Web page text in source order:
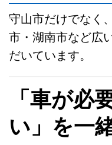
守山市だけでなく
市・湖南市など広
だいています。
「車が必
い」を一